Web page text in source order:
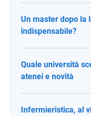
Un master dopo la
indispensabile?
Quale università
atenei e novità
Infermieristica, al